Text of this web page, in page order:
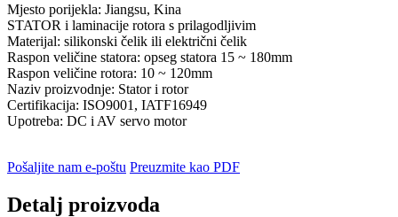
Mjesto porijekla: Jiangsu, Kina
STATOR i laminacije rotora s prilagodljivim
Materijal: silikonski čelik ili električni čelik
Raspon veličine statora: opseg statora 15 ~ 180mm
Raspon veličine rotora: 10 ~ 120mm
Naziv proizvodnje: Stator i rotor
Certifikacija: ISO9001, IATF16949
Upotreba: DC i AV servo motor
Pošaljite nam e-poštu Preuzmite kao PDF
Detalj proizvoda